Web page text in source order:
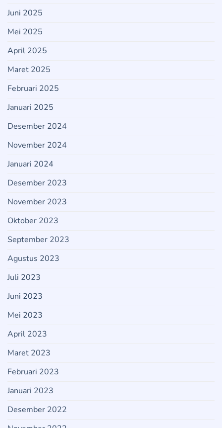
Juni 2025
Mei 2025
April 2025
Maret 2025
Februari 2025
Januari 2025
Desember 2024
November 2024
Januari 2024
Desember 2023
November 2023
Oktober 2023
September 2023
Agustus 2023
Juli 2023
Juni 2023
Mei 2023
April 2023
Maret 2023
Februari 2023
Januari 2023
Desember 2022